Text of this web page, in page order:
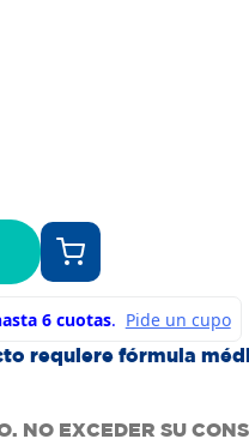
requiere fórmula
NO EXCEDER SU